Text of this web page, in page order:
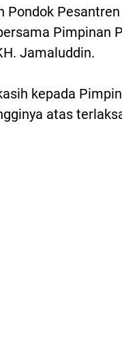
Pondok
Pimpinan
Jamaluddin.
kepada
atas